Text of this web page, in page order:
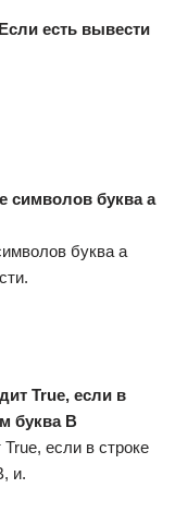
есть вывести
символов буква a
буква a
True, если в
буква B
если в строке
и.